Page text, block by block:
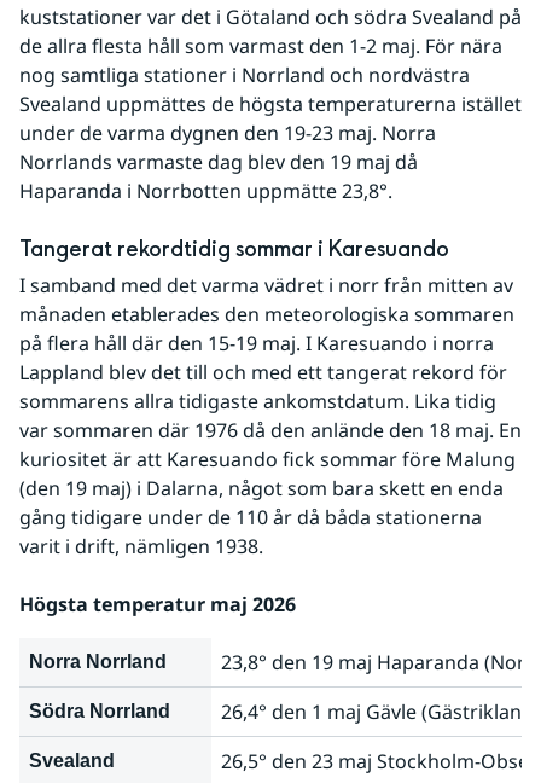
kuststationer var det i Götaland och södra Svealand på
de allra flesta håll som varmast den 1-2 maj. För nära
nog samtliga stationer i Norrland och nordvästra
Svealand uppmättes de högsta temperaturerna istället
under de varma dygnen den 19-23 maj. Norra
Norrlands varmaste dag blev den 19 maj då
Haparanda i Norrbotten uppmätte 23,8°.
Tangerat rekordtidig sommar i Karesuando
I samband med det varma vädret i norr från mitten av
månaden etablerades den meteorologiska sommaren
på flera håll där den 15-19 maj. I Karesuando i norra
Lappland blev det till och med ett tangerat rekord för
sommarens allra tidigaste ankomstdatum. Lika tidig
var sommaren där 1976 då den anlände den 18 maj. En
kuriositet är att Karesuando fick sommar före Malung
(den 19 maj) i Dalarna, något som bara skett en enda
gång tidigare under de 110 år då båda stationerna
varit i drift, nämligen 1938.
Högsta temperatur maj 2026
Norra Norrland 23,8° den 19 maj Haparanda
Södra Norrland 26,4° den 1 maj Gävle (Gästrikland)
Svealand 26,5° den 23 maj Stockholm-